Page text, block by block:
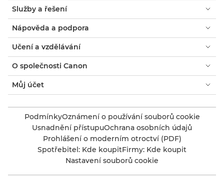
Služby a řešení
Nápověda a podpora
Učení a vzdělávání
O společnosti Canon
Můj účet
PodmínkyOznámení o používání souborů cookie
Usnadnění přístupuOchrana osobních údajů
Prohlášení o moderním otroctví (PDF)
Spotřebitel: Kde koupitFirmy: Kde koupit
Nastavení souborů cookie